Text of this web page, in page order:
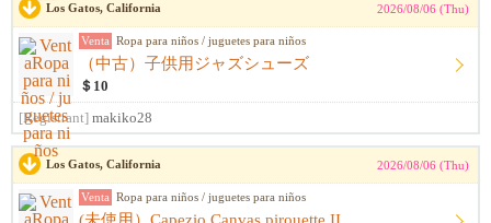
Los Gatos, California 2026/08/06 (Thu)
Venta Ropa para niños / juguetes para niños
（中古）子供用ジャズシューズ
＄10
[Registrant] makiko28
Los Gatos, California 2026/08/06 (Thu)
Venta Ropa para niños / juguetes para niños